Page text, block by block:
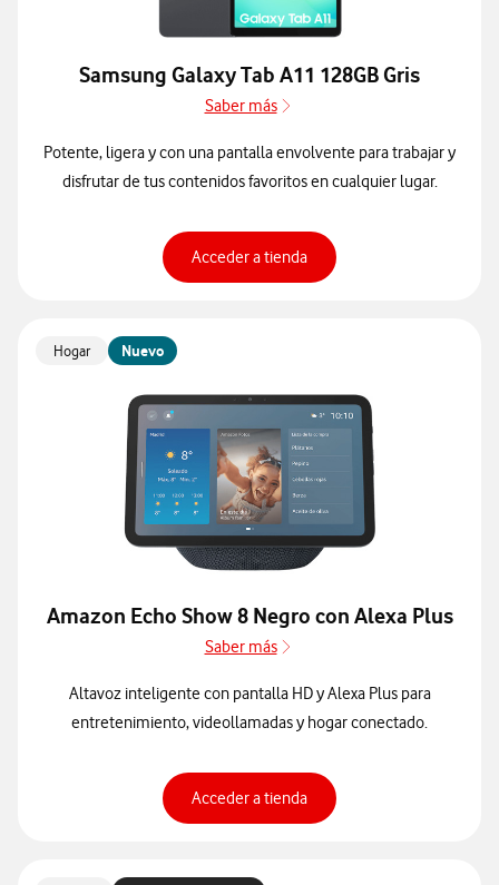
Samsung Galaxy Tab A11 128GB Gris
Saber más
Potente, ligera y con una pantalla envolvente para trabajar y
disfrutar de tus contenidos favoritos en cualquier lugar.
Acceder a tiendaPara ver especificaciones
Hogar Nuevo
Amazon Echo Show 8 Negro con Alexa Plus
Saber más
Altavoz inteligente con pantalla HD y Alexa Plus para
entretenimiento, videollamadas y hogar conectado.
Acceder a tiendaPara ver especificaciones